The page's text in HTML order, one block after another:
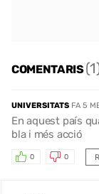
COMENTARIS
UNIVERSITATS FA 5
En aquest país
bla i més acció
0 0